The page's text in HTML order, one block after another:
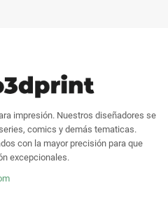
impresión. Nuestros diseñadores se
comics y demás tematicas.
con la mayor precisión para que
excepcionales.